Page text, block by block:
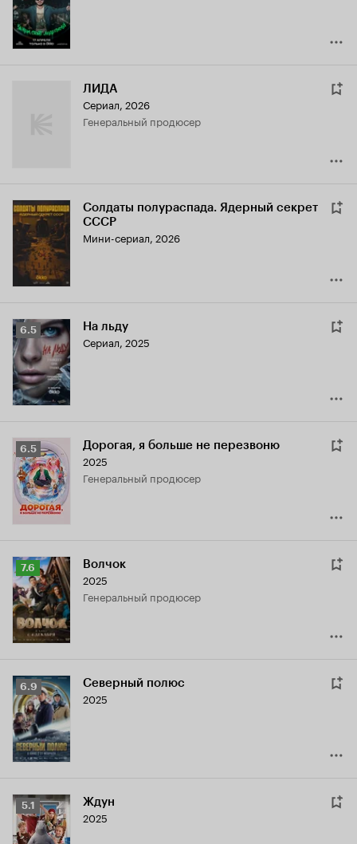
7.1
ЛИДА
Сериал, 2026
генеральный продюсер
Солдаты полураспада. Ядерный секрет
СССР
Мини-сериал, 2026
Рейтинг
Кинопоиска
6.5
6.5 На льду
Сериал, 2025
Рейтинг
Кинопоиска
6.5
6.5 Дорогая, я больше не перезвоню
2025
генеральный продюсер
Рейтинг
Кинопоиска
7.6
7.6 Волчок
2025
генеральный продюсер
Рейтинг
Кинопоиска
6.9
6.9 Северный полюс
2025
Рейтинг
Кинопоиска
5.1
5.1 Ждун
2025